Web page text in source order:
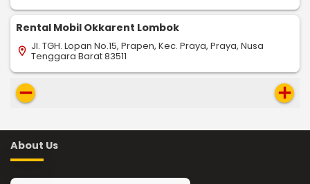
Rental Mobil Okkarent Lombok
location_on Jl. TGH. Lopan No.15, Prapen, Kec. Praya, Praya, Nusa
Tenggara Barat 83511
remove add
About Us